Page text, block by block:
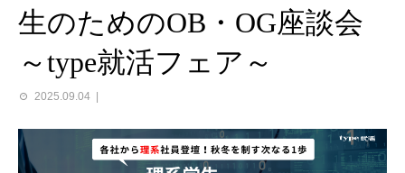
生のためのOB・OG座談会
～type就活フェア～
2025.09.04